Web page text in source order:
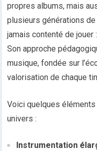
propres albums, mais
plusieurs générations
jamais contenté de jouer
Son approche
musique, fondée sur
valorisation de chaque
Voici quelques
univers :
Instrumentation